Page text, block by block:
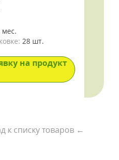
мес.
28 шт.
на продукт
к списку товаров ←